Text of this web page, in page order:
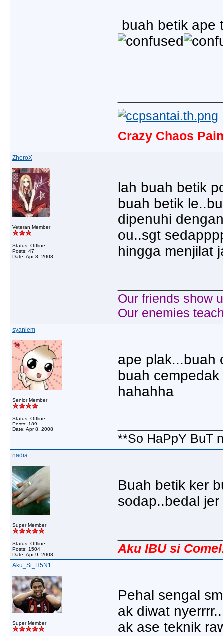
buah betik ape
Crazy Chaos
ZheroX
Veteran Member
Status: Offline
Posts: 47
Date: Apr 8, 2008
lah buah betik
buah betik
dipenuhi
ou..sgt
hingga menjilat
Our friends show
Our enemies
syaniem
Senior Member
Status: Offline
Posts: 189
Date: Apr 8, 2008
ape plak...buah
buah
hahahha
**So HaPpY BuT
nadia
Super Member
Status: Offline
Posts: 1504
Date: Apr 9, 2008
Buah betik ker
sodap..bedal jer
Aku IBU si
Aku_Si_H5N1
Super Member
Pehal sengal
ak diwat
ak ase teknik